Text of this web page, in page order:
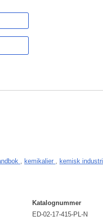
, kemikalier , kemisk industri
Katalognummer
ED-02-17-415-PL-N